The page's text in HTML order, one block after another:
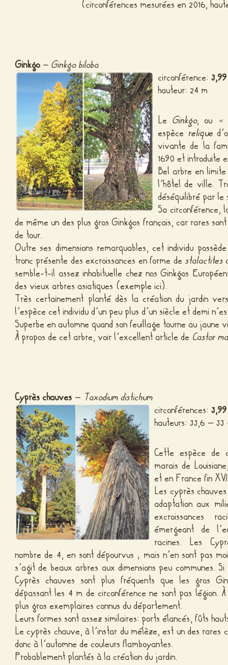
(circonférences mesurées en 2016,
Ginkgo – Ginkgo biloba
circonférence: 3,99
hauteur: 24 m
Le Ginkgo, ou «
espèce relique
vivante de la
1690 et introduite
Bel arbre en
l’hôtel de ville.
déséquilibré par le
Sa circonférence,
de même un des plus gros Ginkgos français, car rares
de tour.
Outre ses dimensions remarquables, cet individu
tronc présente des excroissances en forme destalactites
semble-t-il assez inhabituelle chez nos Ginkgos
des vieux arbres asiatiques (exemple ici).
Très certainement planté dès la création du jardin
l’espèce cet individu d’un peu plus d’un siècle et demi
Superbe en automne quand son feuillage tourne au jaune
À propos de cet arbre, voir l’excellent article de Castor
Cyprès chauves – Taxodium distichum
circonférences: 3,99
hauteurs: 33,6 –
Cette espèce de
marais de
et en France fin
Les cyprès
adaptation aux
excroissances
émergeant de
racines.Les
nombre de 4, en sont dépourvus ; mais n’en sont pas
s’agit de beaux arbres aux dimensions peu communes.
Cyprès chauves sont plus fréquents que les gros
dépassant les 4 m de circonférence ne sont pas légion.
plus gros exemplaires connus du département.
Leurs formes sont assez similaires: ports élancés, fûts
Le cyprès chauve, à l’instar du mélèze, est un des rares
donc à l’automne de couleurs flamboyantes.
Probablement plantés à la création du jardin.